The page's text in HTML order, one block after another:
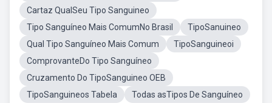
Cartaz QualSeu Tipo Sanguineo
Tipo Sanguíneo Mais ComumNo Brasil
TipoSanuineo
Qual Tipo Sanguíneo Mais Comum
TipoSanguineoi
ComprovanteDo Tipo Sanguíneo
Cruzamento Do TipoSanguineo OEB
TipoSanguineos Tabela
Todas asTipos De Sanguíneo